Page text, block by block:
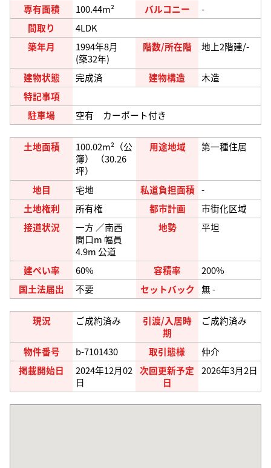
専有面積 100.44m² バルコニー
-
間取り
4LDK
築年月
1994年8月
(築32年)
階数/所在階 地上2階建/-
建物状態 完成済 建物構造
木造
特記事項
駐車場
空有 カーポート付き
土地面積
100.02m²（公
簿） （30.26
坪）
用途地域 第一種住居
地目 宅地 私道負担面積 -
土地権利
所有権 都市計画
市街化区域
接道状況
一方 ／南西
間口m 幅員
4.9m 公道
地勢 平坦
建ぺい率 60% 容積率
200%
国土法届出
不要 セットバック 無 -
現況 ご成約済み
引渡/入居時
期
ご成約済み
物件番号 b-7101430 取引態様
仲介
掲載開始日
2024年12月02
日
次回更新予定
日
2026年3月2日